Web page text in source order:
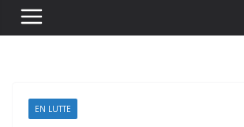
EN LUTTE